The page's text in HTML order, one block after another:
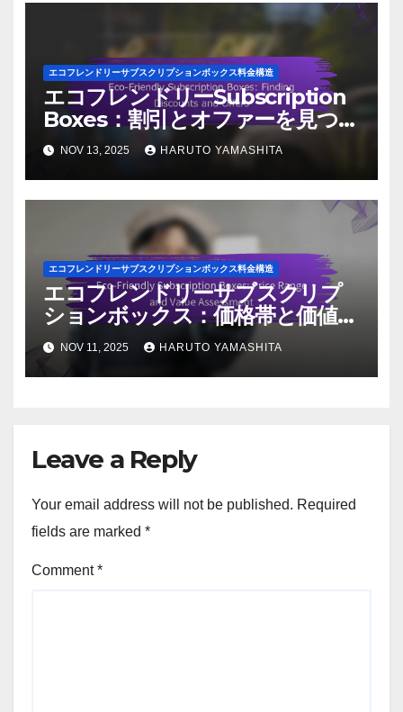
エコフレンドリーサブスクリプションボックス料金構造
エコフレンドリーSubscription
Boxes：割引とオファーを見つけ
るNOV 13, 2025 HARUTO YAMASHITA
エコフレンドリーサブスクリプションボックス料金構造
エコフレンドリーサブスクリプ
ションボックス：価格帯と価値評
価NOV 11, 2025 HARUTO YAMASHITA
Leave a Reply
Your email address will not be published. Required
fields are marked *
Comment*